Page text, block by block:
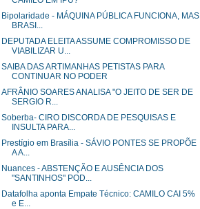
Bipolaridade - MÁQUINA PÚBLICA FUNCIONA, MAS
BRASI...
DEPUTADA ELEITA ASSUME COMPROMISSO DE
VIABILIZAR U...
SAIBA DAS ARTIMANHAS PETISTAS PARA
CONTINUAR NO PODER
AFRÂNIO SOARES ANALISA "O JEITO DE SER DE
SERGIO R...
Soberba- CIRO DISCORDA DE PESQUISAS E
INSULTA PARA...
Prestígio em Brasília - SÁVIO PONTES SE PROPÕE
A A...
Nuances - ABSTENÇÃO E AUSÊNCIA DOS
"SANTINHOS" POD...
Datafolha aponta Empate Técnico: CAMILO CAI 5%
e E...